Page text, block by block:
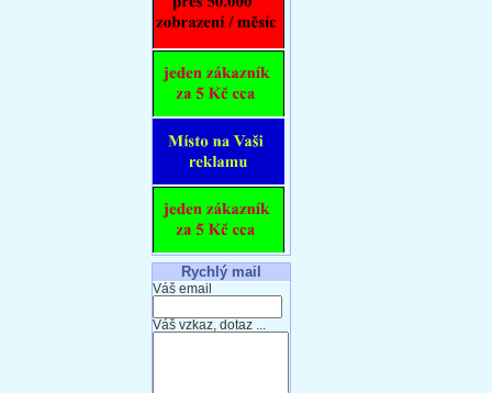
Rychlý mail
Váš email
Váš vzkaz, dotaz ...